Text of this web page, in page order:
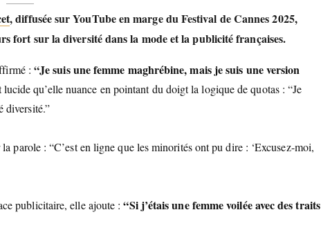
, diffusée sur YouTube en marge du Festival de Cannes 2025,
fort sur la diversité dans la mode et la publicité françaises.
: “Je suis une femme maghrébine, mais je suis une version
qu’elle nuance en pointant du doigt la logique de quotas : “Je
diversité.”
parole : “C’est en ligne que les minorités ont pu dire : ‘Excusez-moi,
publicitaire, elle ajoute :“Si j’étais une femme voilée avec des traits